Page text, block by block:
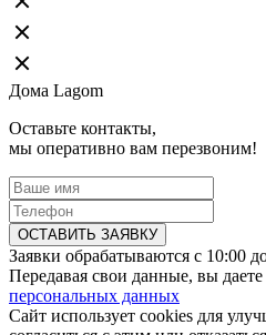
Дома Lagom
Оставьте контакты,
мы оперативно вам перезвоним!
ОСТАВИТЬ ЗАЯВКУ
Заявки обрабатываются с 10:00
Передавая свои данные, вы даете
персональных данных
Сайт использует cookies для